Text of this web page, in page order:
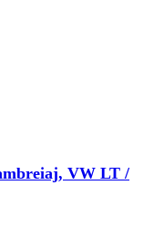
VW LT /